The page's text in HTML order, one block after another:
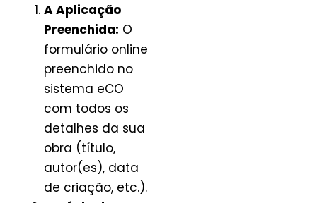
A Aplicação
Preenchida: O
formulário online
preenchido no
sistema eCO
com todos os
detalhes da sua
obra (título,
autor(es), data
de criação, etc.).